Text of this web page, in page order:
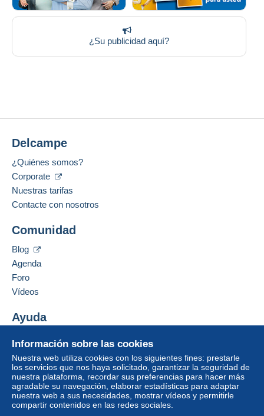
¿Su publicidad aquí?
Información sobre las cookies
Nuestra web utiliza cookies con los siguientes fines: prestarle
los servicios que nos haya solicitado, garantizar la seguridad de
nuestra plataforma, recordar sus preferencias para hacer más
agradable su navegación, elaborar estadísticas para adaptar
nuestra web a sus necesidades, mostrar vídeos y permitirle
compartir contenidos en las redes sociales.
Delcampe
¿Quiénes somos?
Corporate
Nuestras tarifas
Contacte con nosotros
Comunidad
Blog
Agenda
Foro
Vídeos
Ayuda
Comprar en Delcampe
Vender en Delcampe
Una página securizada